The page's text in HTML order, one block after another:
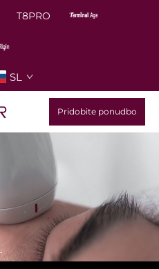
T8PRO
SL
Pridobite ponudbo